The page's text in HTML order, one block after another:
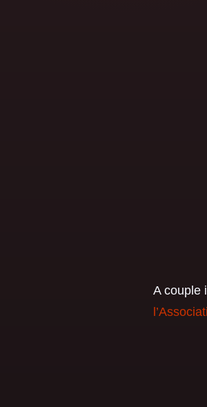
A couple